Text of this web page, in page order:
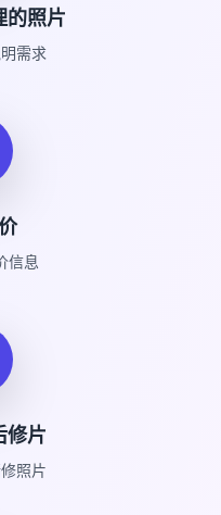
的照片
需求
信息
修片
照片